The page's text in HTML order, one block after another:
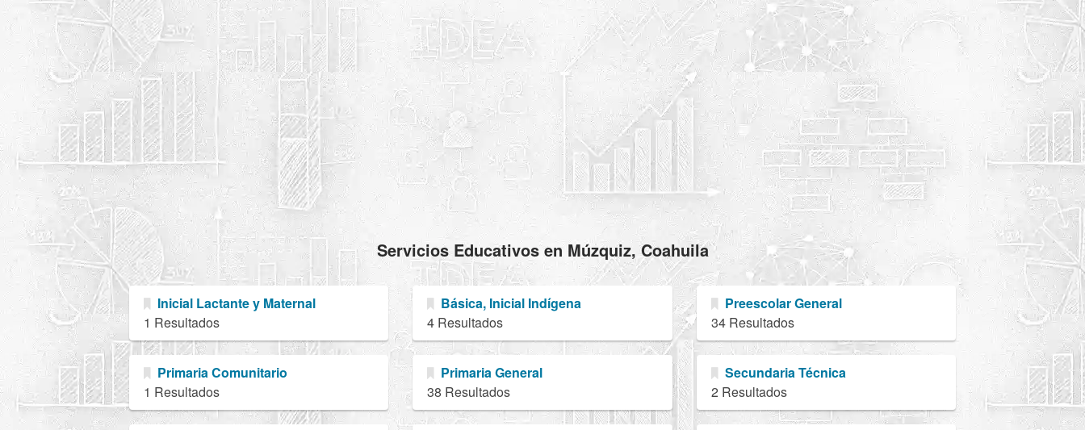
Servicios Educativos en Múzquiz, Coahuila
Inicial Lactante y Maternal
1 Resultados
Básica, Inicial Indígena
4 Resultados
Preescolar General
34 Resultados
Primaria Comunitario
1 Resultados
Primaria General
38 Resultados
Secundaria Técnica
2 Resultados